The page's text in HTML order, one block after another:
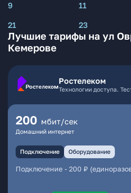
9
11
21
23
Лучшие тарифы на ул
Кемерове
Ростелеком
Технологии доступа.
200 мбит/сек
Домашний интернет
Подключение Оборудование
Подключение - 200 ₽